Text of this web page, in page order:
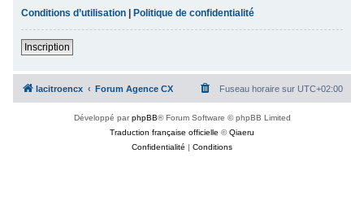
Conditions d’utilisation |Politique de confidentialité
Inscription
lacitroencx Forum Agence CX Fuseau horaire sur UTC+02:00
Développé parphpBB® Forum Software © phpBB Limited
Traduction française officielle ©Qiaeru
Confidentialité | Conditions